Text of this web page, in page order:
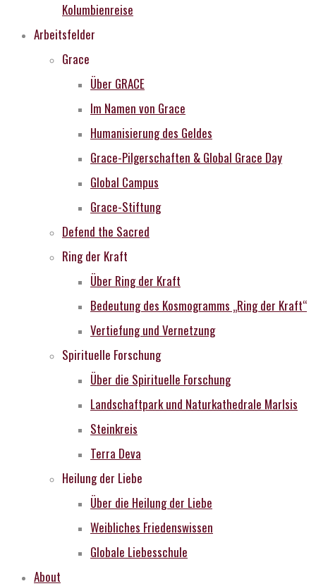
Kolumbienreise
Arbeitsfelder
Grace
Über GRACE
Im Namen von Grace
Humanisierung des Geldes
Grace-Pilgerschaften & Global Grace Day
Global Campus
Grace-Stiftung
Defend the Sacred
Ring der Kraft
Über Ring der Kraft
Bedeutung des Kosmogramms „Ring der Kraft“
Vertiefung und Vernetzung
Spirituelle Forschung
Über die Spirituelle Forschung
Landschaftpark und Naturkathedrale MarIsis
Steinkreis
Terra Deva
Heilung der Liebe
Über die Heilung der Liebe
Weibliches Friedenswissen
Globale Liebesschule
About